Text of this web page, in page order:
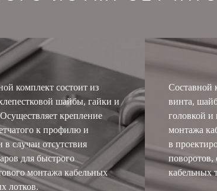
комплект состоит из
шайбы, гайки и
крепление
к профилю и
в случаи отсутствия
для быстрого
монтажа кабельных
лотков.
Составной
винта,
головкой и
монтажа
в
поворотов,
кабельных